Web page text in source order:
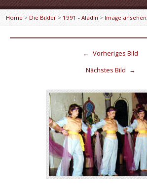
Home > Die Bilder> 1991 - Aladin> Image ansehen
← Vorheriges Bild
Nächstes Bild →